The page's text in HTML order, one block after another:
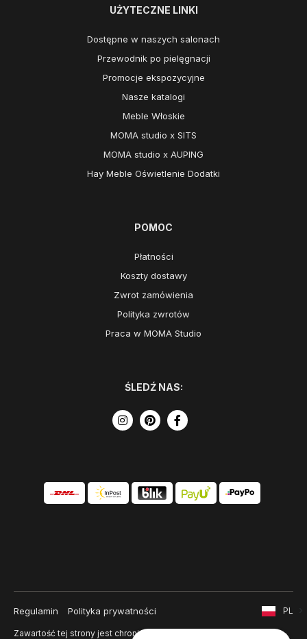
UŻYTECZNE LINKI
Dostępne w naszych salonach
Przewodnik po pielęgnacji
Promocje ekspozycyjne
Nasze katalogi
Meble Włoskie
MOMA studio x SITS
MOMA studio x AUPING
Hay Meble Oświetlenie Dodatki
POMOC
Płatności
Koszty dostawy
Zwrot zamówienia
Polityka zwrotów
Praca w MOMA Studio
ŚLEDŹ NAS:
Regulamin Polityka prywatności
Zawartość tej strony jest chroniona prawem autorskim i
PL